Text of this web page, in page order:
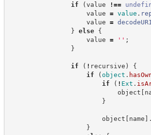
if
(value !==
value = value .
value =
}
else {
value = ' ' ;
}
if ( ! recursive )
{
if
( object .
if
( ! Ext .
object [
}
object [ name ] .
}